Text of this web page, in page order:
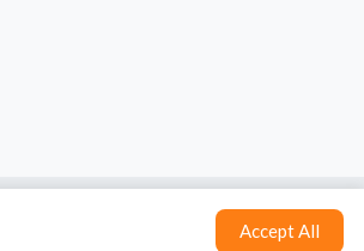
Accept All